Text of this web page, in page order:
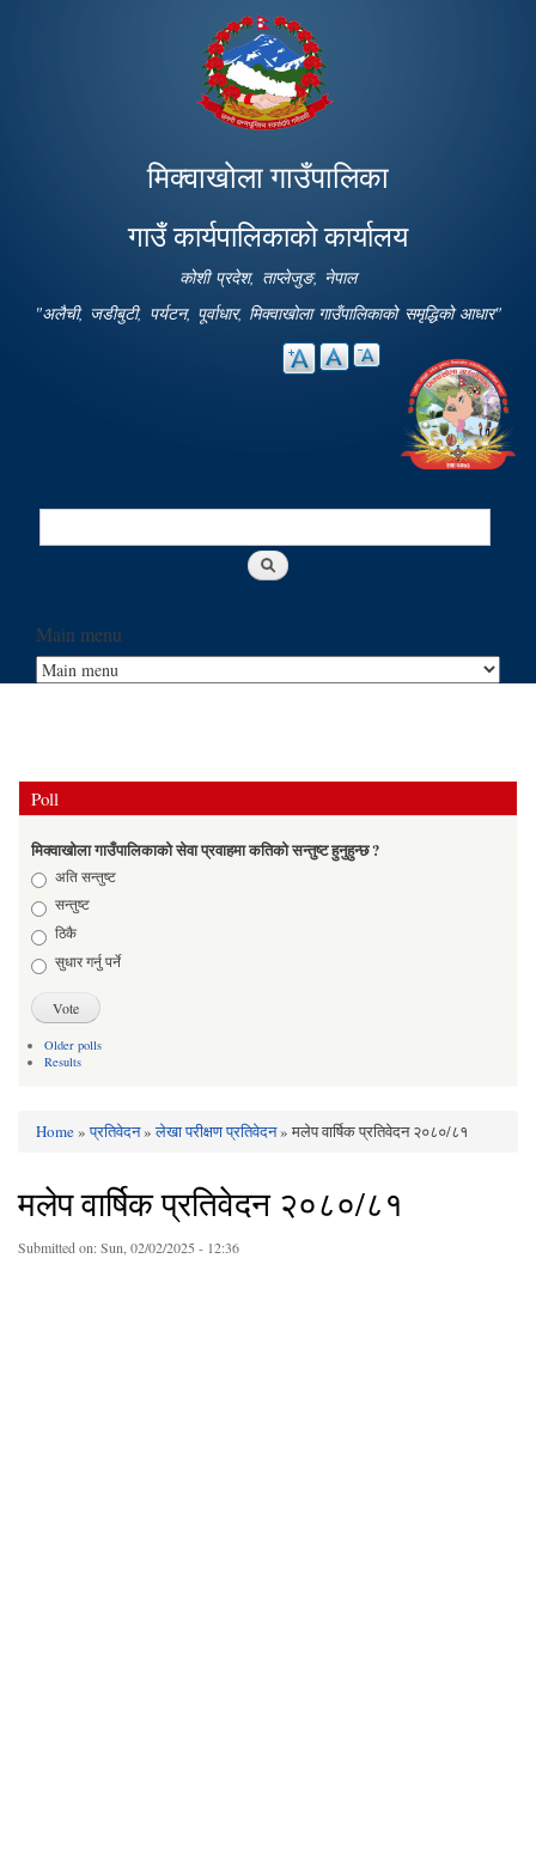
main
content
मिक्वाखोला गाउँपालिका
गाउँ कार्यपालिकाको कार्यालय
कोशी प्रदेश, ताप्लेजुङ, नेपाल
"अलैची, जडीबुटी, पर्यटन, पूर्वाधार, मिक्वाखोला गाउँपालिकाको समृद्धिको आधार"
Search
Main menu
Poll
मिक्वाखोला गाउँपालिकाको सेवा प्रवाहमा कतिको सन्तुष्ट हुनुहुन्छ ?
Choicesअति सन्तुष्ट
सन्तुष्ट
ठिकै
सुधार गर्नु पर्ने
Older polls
Results
You are here
Home»प्रतिवेदन»लेखा परीक्षण प्रतिवेदन» मलेप वार्षिक प्रतिवेदन २०८०/८१
मलेप वार्षिक प्रतिवेदन २०८०/८१
Submitted on:Sun, 02/02/2025 - 12:36